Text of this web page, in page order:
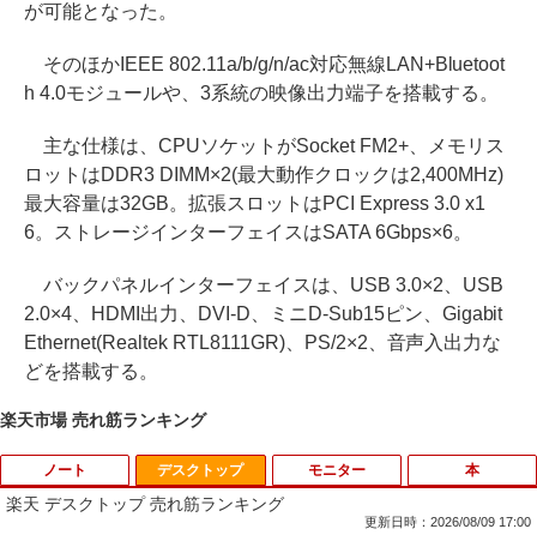
が可能となった。
そのほかIEEE 802.11a/b/g/n/ac対応無線LAN+Bluetoot
h 4.0モジュールや、3系統の映像出力端子を搭載する。
主な仕様は、CPUソケットがSocket FM2+、メモリス
ロットはDDR3 DIMM×2(最大動作クロックは2,400MHz)
最大容量は32GB。拡張スロットはPCI Express 3.0 x1
6。ストレージインターフェイスはSATA 6Gbps×6。
バックパネルインターフェイスは、USB 3.0×2、USB
2.0×4、HDMI出力、DVI-D、ミニD-Sub15ピン、Gigabit
Ethernet(Realtek RTL8111GR)、PS/2×2、音声入出力な
どを搭載する。
楽天市場 売れ筋ランキング
ノート デスクトップ
楽天 デスクトップ 売れ筋ランキング
更新日時：2026/08/09 17:00
モニター 本